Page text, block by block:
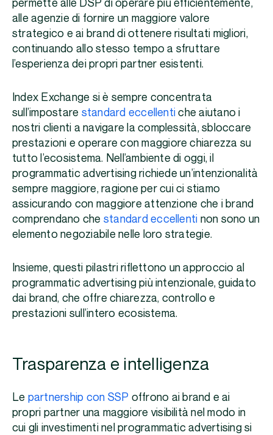
permette alle DSP di operare più efficientemente,
alle agenzie di fornire un maggiore valore
strategico e ai brand di ottenere risultati migliori,
continuando allo stesso tempo a sfruttare
l’esperienza dei propri partner esistenti.
Index Exchange si è sempre concentrata
sull’impostare standard eccellenti che aiutano i
nostri clienti a navigare la complessità, sbloccare
prestazioni e operare con maggiore chiarezza su
tutto l’ecosistema. Nell’ambiente di oggi, il
programmatic advertising richiede un’intenzionalità
sempre maggiore, ragione per cui ci stiamo
assicurando con maggiore attenzione che i brand
comprendano che standard eccellenti non sono un
elemento negoziabile nelle loro strategie.
Insieme, questi pilastri riflettono un approccio al
programmatic advertising più intenzionale, guidato
dai brand, che offre chiarezza, controllo e
prestazioni sull’intero ecosistema.
Trasparenza e intelligenza
Le partnership con SSP offrono ai brand e ai
propri partner una maggiore visibilità nel modo in
cui gli investimenti nel programmatic advertising si